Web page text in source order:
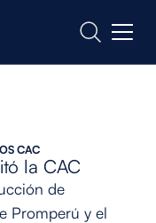
CAC
la CAC
de
Promperú y el